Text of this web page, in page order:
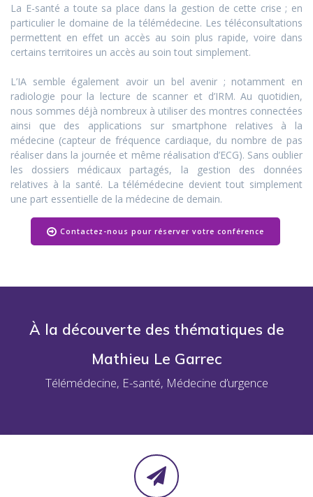
La E-santé a toute sa place dans la gestion de cette crise ; en
particulier le domaine de la télémédecine. Les téléconsultations
permettent en effet un accès au soin plus rapide, voire dans
certains territoires un accès au soin tout simplement.
L’IA semble également avoir un bel avenir ; notamment en
radiologie pour la lecture de scanner et d’IRM. Au quotidien,
nous sommes déjà nombreux à utiliser des montres connectées
ainsi que des applications sur smartphone relatives à la
médecine (capteur de fréquence cardiaque, du nombre de pas
réaliser dans la journée et même réalisation d’ECG). Sans oublier
les dossiers médicaux partagés, la gestion des données
relatives à la santé. La télémédecine devient tout simplement
une part essentielle de la médecine de demain.
Contactez-nous pour réserver votre conférence
À la découverte des thématiques de
Mathieu Le Garrec
Télémédecine, E-santé, Médecine d’urgence